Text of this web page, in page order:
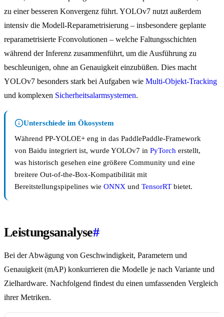
zu einer besseren Konvergenz führt. YOLOv7 nutzt außerdem
intensiv die Modell-Reparametrisierung – insbesondere geplante
reparametrisierte Fconvolutionen – welche Faltungsschichten
während der Inferenz zusammenführt, um die Ausführung zu
beschleunigen, ohne an Genauigkeit einzubüßen. Dies macht
YOLOv7 besonders stark bei Aufgaben wie Multi-Objekt-Tracking
und komplexen Sicherheitsalarmsystemen.
Unterschiede im Ökosystem
Während PP-YOLOE+ eng in das PaddlePaddle-Framework
von Baidu integriert ist, wurde YOLOv7 in PyTorch erstellt,
was historisch gesehen eine größere Community und eine
breitere Out-of-the-Box-Kompatibilität mit
Bereitstellungspipelines wie ONNX und TensorRT bietet.
Leistungsanalyse#
Bei der Abwägung von Geschwindigkeit, Parametern und
Genauigkeit (mAP) konkurrieren die Modelle je nach Variante und
Zielhardware. Nachfolgend findest du einen umfassenden Vergleich
ihrer Metriken.